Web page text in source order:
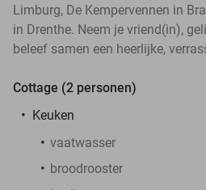
Limburg, De Kempervennen in
in Drenthe. Neem je vriend(in),
beleef samen een heerlijke,
Cottage (2 personen)
Keuken
vaatwasser
broodrooster